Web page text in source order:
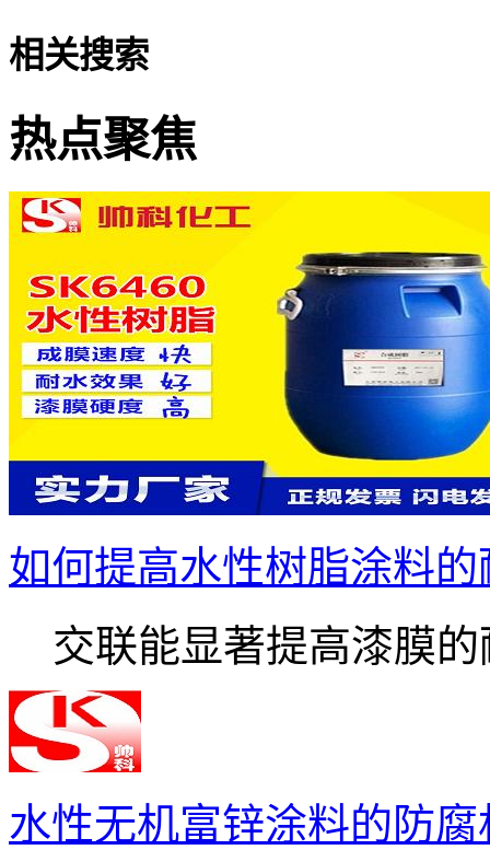
相关搜索
热点聚焦
如何提高水性树脂涂料
交联能显著提高漆膜的
水性无机富锌涂料的防腐